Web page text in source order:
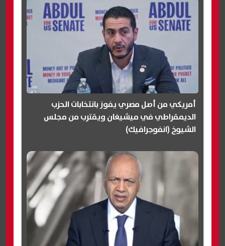
أمريكي من أصل مصري يفوز بانتخابات الحزب
الديمقراطي في ميشيغان ويقترب من مجلس
الشيوخ (انفوجرافيك)